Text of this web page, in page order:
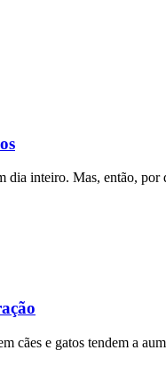
inteiro. Mas, então,
cães e gatos tendem a